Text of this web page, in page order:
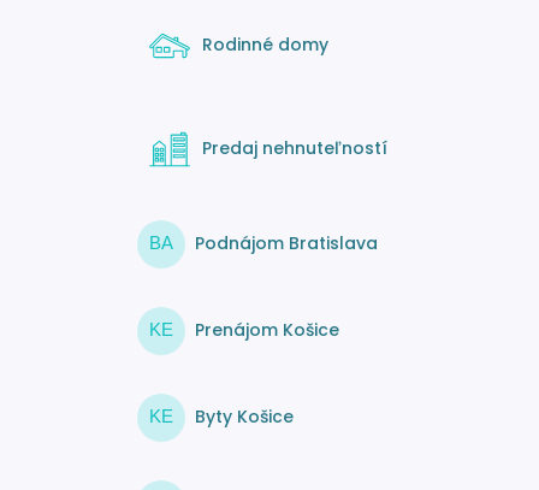
Rodinné domy
Predaj nehnuteľností
BA Podnájom Bratislava
KE Prenájom Košice
KE Byty Košice